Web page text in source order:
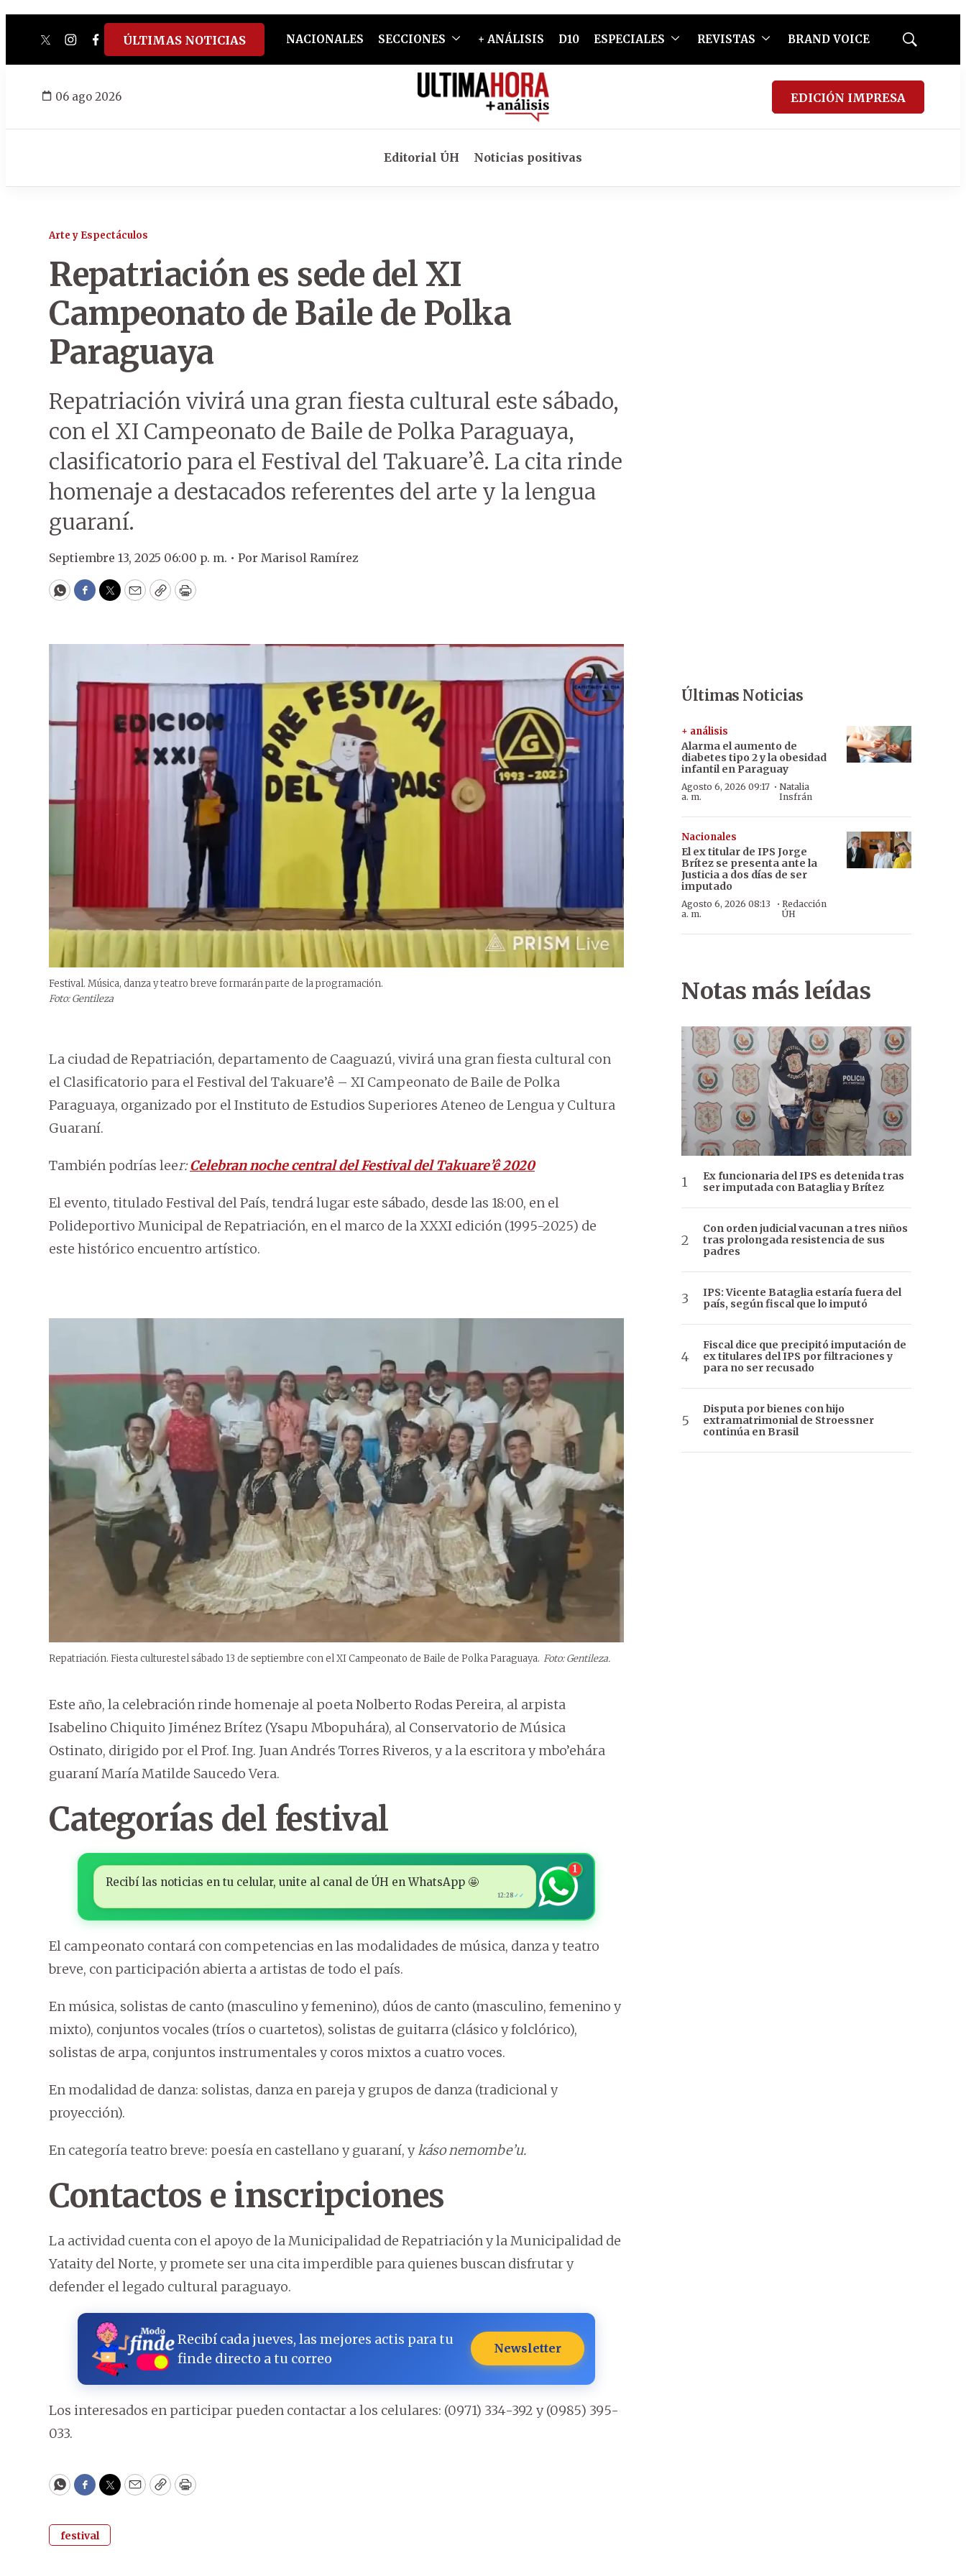
twitterinstagram
facebook
tiktokyoutube
spotify
ÚLTIMAS NOTICIAS NACIONALES SECCIONES + ANÁLISIS D10 ESPECIALES REVISTAS BRAND VOICE
Mostrar
06 ago 2026 EDICIÓN IMPRESA
Editorial ÚH Noticias positivas
Arte y Espectáculos
Repatriación es sede del XI
Campeonato de Baile de Polka
Paraguaya
Repatriación vivirá una gran fiesta cultural este sábado,
con el XI Campeonato de Baile de Polka Paraguaya,
clasificatorio para el Festival del Takuare’ê. La cita rinde
homenaje a destacados referentes del arte y la lengua
guaraní.
Septiembre 13, 2025 06:00 p. m. • Por Marisol Ramírez
WhatsApp
Facebook
Twitter
EmailCopyPrint
Festival. Música, danza y teatro breve formarán parte de la programación.
Foto: Gentileza
La ciudad de Repatriación, departamento de Caaguazú, vivirá una gran fiesta cultural con
el Clasificatorio para el Festival del Takuare’ê – XI Campeonato de Baile de Polka
Paraguaya, organizado por el Instituto de Estudios Superiores Ateneo de Lengua y Cultura
Guaraní.
También podrías leer:Celebran noche central del Festival del Takuare’ê 2020
El evento, titulado Festival del País, tendrá lugar este sábado, desde las 18:00, en el
Polideportivo Municipal de Repatriación, en el marco de la XXXI edición (1995-2025) de
este histórico encuentro artístico.
Repatriación. Fiesta culturestel sábado 13 de septiembre con el XI Campeonato de Baile de Polka Paraguaya. Foto: Gentileza.
Este año, la celebración rinde homenaje al poeta Nolberto Rodas Pereira, al arpista
Isabelino Chiquito Jiménez Brítez (Ysapu Mbopuhára), al Conservatorio de Música
Ostinato, dirigido por el Prof. Ing. Juan Andrés Torres Riveros, y a la escritora y mbo’ehára
guaraní María Matilde Saucedo Vera.
Categorías del festival
Recibí las noticias en tu celular, unite al canal de ÚH en WhatsApp 🤩
12:28 ✓✓
1
El campeonato contará con competencias en las modalidades de música, danza y teatro
breve, con participación abierta a artistas de todo el país.
En música, solistas de canto (masculino y femenino), dúos de canto (masculino, femenino y
mixto), conjuntos vocales (tríos o cuartetos), solistas de guitarra (clásico y folclórico),
solistas de arpa, conjuntos instrumentales y coros mixtos a cuatro voces.
En modalidad de danza: solistas, danza en pareja y grupos de danza (tradicional y
proyección).
En categoría teatro breve: poesía en castellano y guaraní, ykáso nemombe’u.
Contactos e inscripciones
La actividad cuenta con el apoyo de la Municipalidad de Repatriación y la Municipalidad de
Yataity del Norte, y promete ser una cita imperdible para quienes buscan disfrutar y
defender el legado cultural paraguayo.
Recibí cada jueves, las mejores actis para tu
finde directo a tu correo
Newsletter
Los interesados en participar pueden contactar a los celulares: (0971) 334-392 y (0985) 395-
033.
WhatsApp
Facebook
Twitter
EmailCopyPrint
festival
Últimas Noticias
+ análisis
Alarma el aumento de
diabetes tipo 2 y la obesidad
infantil en Paraguay
Agosto 6, 2026 09:17
a. m.
· Natalia
Insfrán
Nacionales
El ex titular de IPS Jorge
Brítez se presenta ante la
Justicia a dos días de ser
imputado
Agosto 6, 2026 08:13
a. m.
· Redacción
ÚH
Notas más leídas
Ex funcionaria del IPS es detenida tras
ser imputada con Bataglia y Brítez
Con orden judicial vacunan a tres niños
tras prolongada resistencia de sus
padres
IPS: Vicente Bataglia estaría fuera del
país, según fiscal que lo imputó
Fiscal dice que precipitó imputación de
ex titulares del IPS por filtraciones y
para no ser recusado
Disputa por bienes con hijo
extramatrimonial de Stroessner
continúa en Brasil